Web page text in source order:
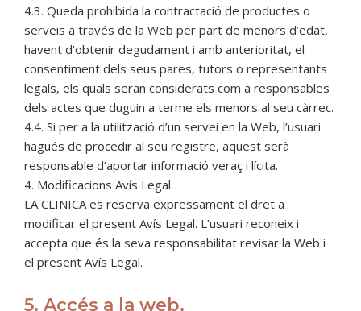
4.3. Queda prohibida la contractació de productes o
serveis a través de la Web per part de menors d’edat,
havent d’obtenir degudament i amb anterioritat, el
consentiment dels seus pares, tutors o representants
legals, els quals seran considerats com a responsables
dels actes que duguin a terme els menors al seu càrrec.
4.4. Si per a la utilització d’un servei en la Web, l’usuari
hagués de procedir al seu registre, aquest serà
responsable d’aportar informació veraç i lícita.
4. Modificacions Avís Legal.
LA CLINICA es reserva expressament el dret a
modificar el present Avís Legal. L’usuari reconeix i
accepta que és la seva responsabilitat revisar la Web i
el present Avís Legal.
5. Accés a la web.